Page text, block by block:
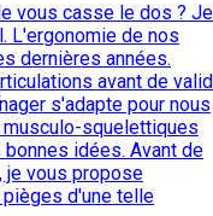
vous casse le dos ? Je
L'ergonomie de nos
dernières années.
avant de
s'adapte pour nous
squelettiques
idées. Avant de
je vous propose
d'une telle